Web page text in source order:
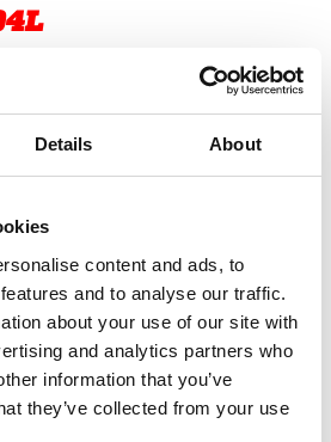
Details About
content and ads, to
and to analyse our traffic.
about your use of our site with
and analytics partners who
information that you’ve
they’ve collected from your use
są opracowywane w celu
w razie problemów
i mają na celu
bezpieczeństwa i
rozwiązanie, w którym
i higiena. Od instalacji wody
wody w procesach
w których okresowo
chemiczna i termiczna
firmy Raccorderie Metalliche